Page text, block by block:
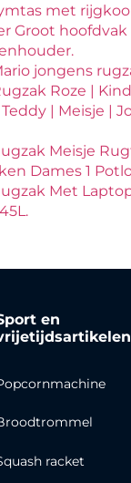
met
Groot
jongens
Roze |
| Meisje |
Meisje
Dames 1
Met
en
racket